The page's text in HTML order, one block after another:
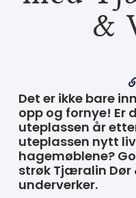
&
Det er ikke bare
opp og fornye! Er
uteplassen år
uteplassen nytt
hagemøblene?
strøk Tjæralin Dør
underverker.